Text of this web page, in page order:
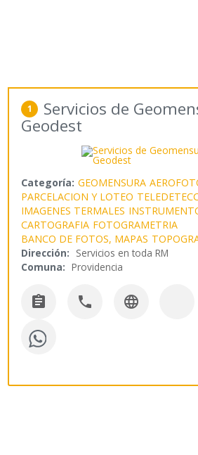
1 Servicios de
Geodest
Categoría: GEOMENSURA
PARCELACION Y LOTEO
IMAGENES TERMALES
CARTOGRAFIA FOTOGRAMETRIA
BANCO DE FOTOS, MAPAS
Dirección: Servicios en toda RM
Comuna: Providencia
  